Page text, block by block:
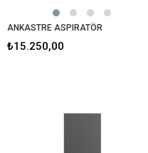
ANKASTRE ASPIRATÖR
₺15.250,00